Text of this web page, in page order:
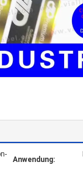
Anwendung: